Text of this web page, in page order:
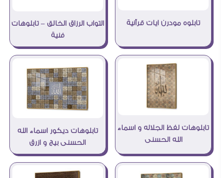
تابلوه مودرن ايات قرآنية
التواب الرزاق الخالق – تابلوهات
فنية
تابلوهات لفظ الجلاله و اسماء
الله الحسنى
تابلوهات ديكور اسماء الله
الحسنى بيج و ازرق